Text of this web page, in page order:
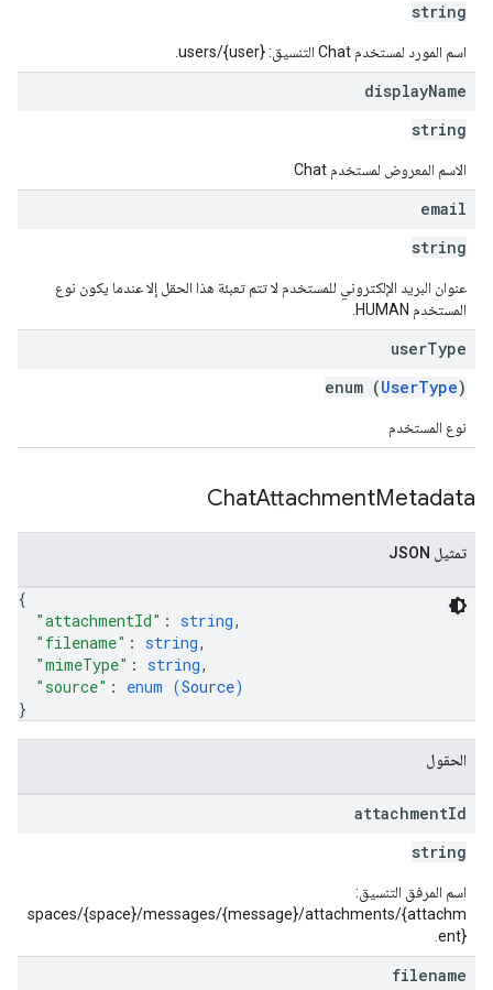
string
اسم المورد لمستخدم Chat التنسيق: users/{user}.
displayName
string
الاسم المعروض لمستخدم Chat
email
string
عنوان البريد الإلكتروني للمستخدم لا تتم تعبئة هذا الحقل إلا عندما يكون نوع
المستخدم HUMAN.
userType
enum (UserType)
نوع المستخدم
ChatAttachmentMetadata
تمثيل JSON
{
"attachmentId" : string,
"filename" : string,
"mimeType" : string,
"source" : enum (Source)
}
الحقول
attachmentId
string
اسم المرفق التنسيق:
spaces/{space}/messages/{message}/attachments/{attachm
ent}.
filename